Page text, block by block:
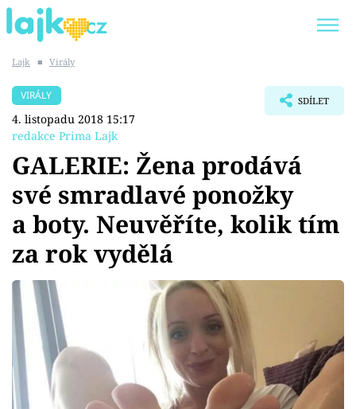
SHOPAHOLICADEL
Témata
Showbyznys
Youtubeři
Virály
Sex a vztahy
Videa
Lajk ■ Virály
VIRÁLY
4. listopadu 2018 15:17
redakce Prima Lajk
SDÍLET
GALERIE: Žena prodává
své smradlavé ponožky
a boty. Neuvěříte, kolik tím
za rok vydělá